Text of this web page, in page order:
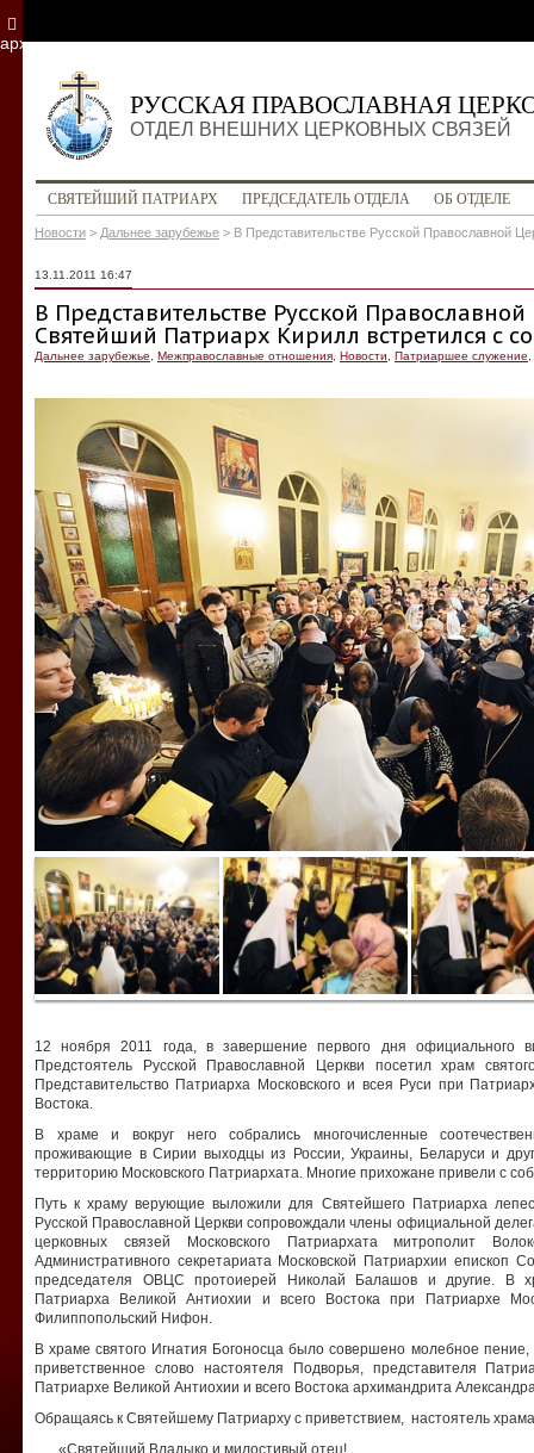
РУССКАЯ ПРАВОСЛАВНАЯ
ОТДЕЛ ВНЕШНИХ ЦЕРКОВНЫХ СВЯЗЕЙ
СВЯТЕЙШИЙ ПАТРИАРХ ПРЕДСЕДАТЕЛЬ ОТДЕЛА ОБ ОТДЕЛЕ
Новости > Дальнее зарубежье > В Представительстве Русской Православной
13.11.2011 16:47
В Представительстве Русской
Святейший Патриарх Кирилл встретился с
Дальнее зарубежье Межправославные отношения Новости Патриаршее служение
12 ноября 2011 года, в завершение первого дня официального
Предстоятель Русской Православной Церкви посетил храм
Представительство Патриарха Московского и всея Руси при
Востока.
В храме и вокруг него собрались многочисленные
проживающие в Сирии выходцы из России, Украины, Беларуси и
территорию Московского Патриархата. Многие прихожане привели с
Путь к храму верующие выложили для Святейшего Патриарха
Русской Православной Церкви сопровождали члены официальной
церковных связей Московского Патриархата митрополит
Административного секретариата Московской Патриархии епископ
председателя ОВЦС протоиерей Николай Балашов и другие. В
Патриарха Великой Антиохии и всего Востока при Патриархе
Филиппопольский Нифон.
В храме святого Игнатия Богоносца было совершено молебное пение,
приветственное слово настоятеля Подворья, представителя
Патриархе Великой Антиохии и всего Востока архимандрита
Обращаясь к Святейшему Патриарху с приветствием, настоятель
«Святейший Владыко и милостивый отец!
архив